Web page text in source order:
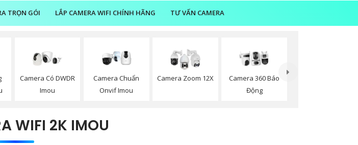
TRỌN GÓI LẮP CAMERA WIFI CHÍNH HÃNG TƯ VẤN CAMERA
Camera Có DWDR
Imou
Camera Chuẩn
Onvif Imou
Camera Zoom 12X
Camera 360 Báo
Động
WIFI 2K IMOU